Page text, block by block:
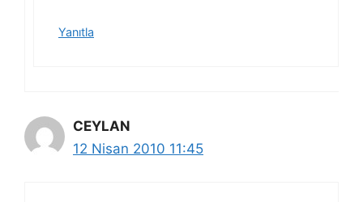
Yanıtla
CEYLAN
12 Nisan 2010 11:45